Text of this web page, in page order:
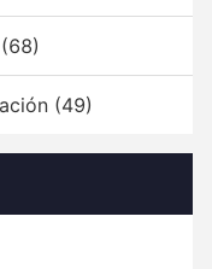
(68)
(49)